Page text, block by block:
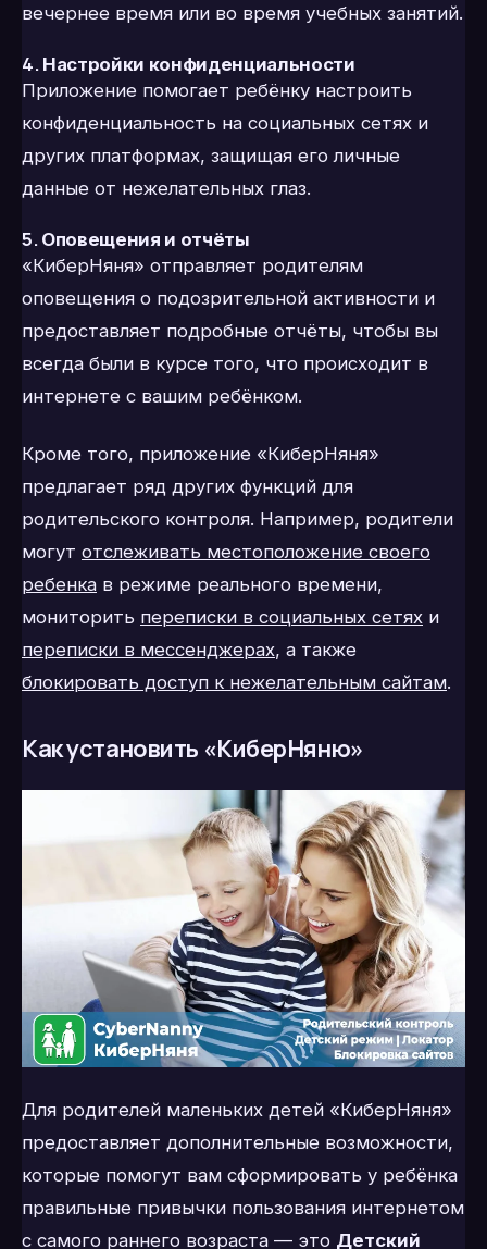
вечернее время или во время учебных занятий.
4. Настройки конфиденциальности
Приложение помогает ребёнку настроить
конфиденциальность на социальных сетях и
других платформах, защищая его личные
данные от нежелательных глаз.
5. Оповещения и отчёты
«КиберНяня» отправляет родителям
оповещения о подозрительной активности и
предоставляет подробные отчёты, чтобы вы
всегда были в курсе того, что происходит в
интернете с вашим ребёнком.
Кроме того, приложение «КиберНяня»
предлагает ряд других функций для
родительского контроля. Например, родители
могут отслеживать местоположение своего
ребенка в режиме реального времени,
мониторить переписки в социальных сетях и
переписки в мессенджерах, а также
блокировать доступ к нежелательным сайтам.
Как установить «КиберНяню»
Для родителей маленьких детей «КиберНяня»
предоставляет дополнительные возможности,
которые помогут вам сформировать у ребёнка
правильные привычки пользования интернетом
с самого раннего возраста — это Детский